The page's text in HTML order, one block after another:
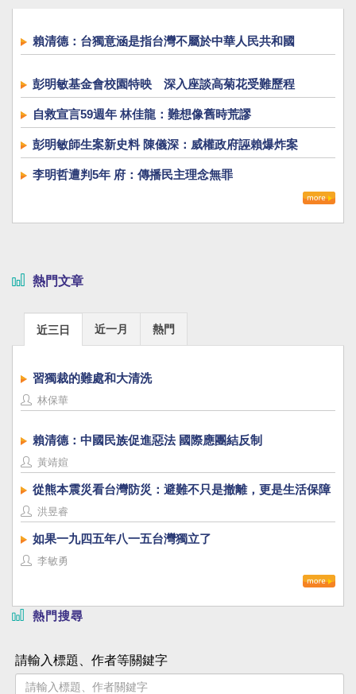
賴清德：台獨意涵是指台灣不屬於中華人民共和國
彭明敏基金會校園特映 深入座談高菊花受難歷程
自救宣言59週年 林佳龍：難想像舊時荒謬
彭明敏師生案新史料 陳儀深：威權政府誣賴爆炸案
李明哲遭判5年 府：傳播民主理念無罪
熱門文章
近三日 近一月 熱門
習獨裁的難處和大清洗
林保華
賴清德：中國民族促進惡法 國際應團結反制
黃靖媗
從熊本震災看台灣防災：避難不只是撤離，更是生活保障
洪昱睿
如果一九四五年八一五台灣獨立了
李敏勇
熱門搜尋
請輸入標題、作者等關鍵字